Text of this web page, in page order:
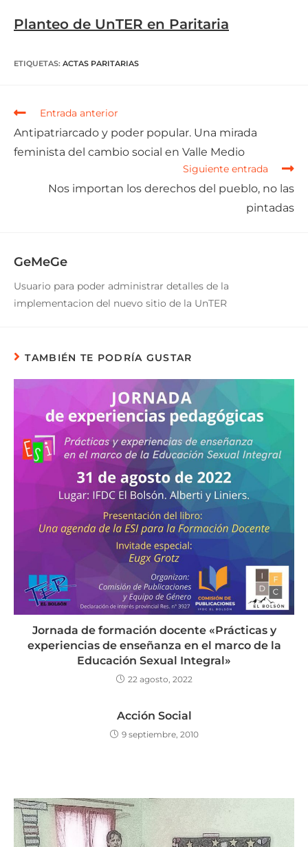
Planteo de UnTER en Paritaria
ETIQUETAS: ACTAS PARITARIAS
Entrada anterior
Antipatriarcado y poder popular. Una mirada
feminista del cambio social en Valle Medio
Siguiente entrada
Nos importan los derechos del pueblo, no las
pintadas
GeMeGe
Usuario para poder administrar detalles de la
implementacion del nuevo sitio de la UnTER
TAMBIÉN TE PODRÍA GUSTAR
Jornada de formación docente «Prácticas y
experiencias de enseñanza en el marco de la
Educación Sexual Integral»
22 agosto, 2022
Acción Social
9 septiembre, 2010